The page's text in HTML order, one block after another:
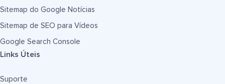
Sitemap do Google Notícias
Sitemap de SEO para Vídeos
Google Search Console
Links Úteis
Suporte